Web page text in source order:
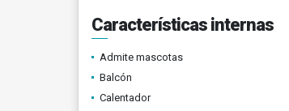
Características internas
Admite mascotas
Balcón
Calentador